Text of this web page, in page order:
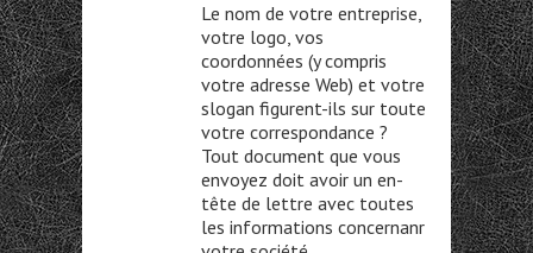
Le nom de votre entreprise,
votre logo, vos
coordonnées (y compris
votre adresse Web) et votre
slogan figurent-ils sur toute
votre correspondance ?
Tout document que vous
envoyez doit avoir un en-
tête de lettre avec toutes
les informations concernanr